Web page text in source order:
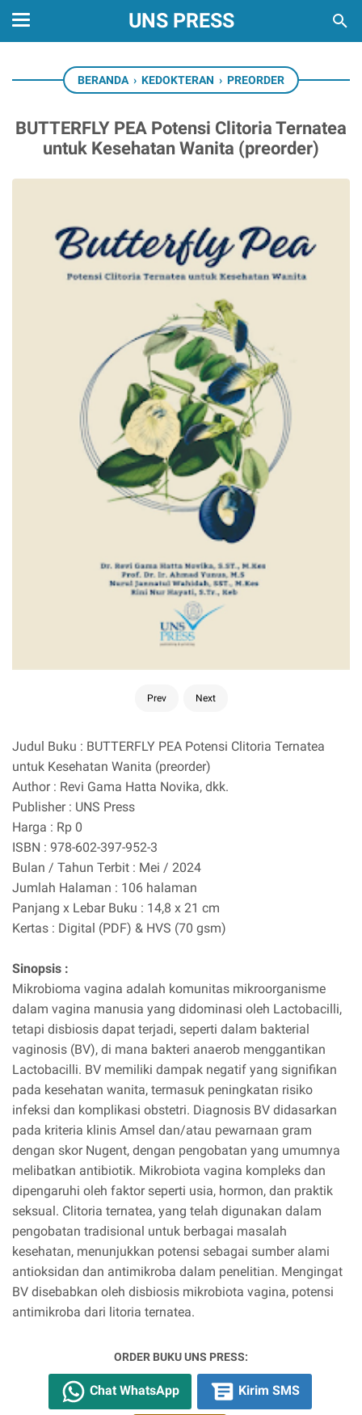
UNS PRESS
BERANDA › KEDOKTERAN › PREORDER
BUTTERFLY PEA Potensi Clitoria Ternatea
untuk Kesehatan Wanita (preorder)
Prev Next
Judul Buku : BUTTERFLY PEA Potensi Clitoria Ternatea
untuk Kesehatan Wanita (preorder)
Author : Revi Gama Hatta Novika, dkk.
Publisher : UNS Press
Harga : Rp 0
ISBN : 978-602-397-952-3
Bulan / Tahun Terbit : Mei / 2024
Jumlah Halaman : 106 halaman
Panjang x Lebar Buku : 14,8 x 21 cm
Kertas : Digital (PDF) & HVS (70 gsm)
Sinopsis :
Mikrobioma vagina adalah komunitas mikroorganisme
dalam vagina manusia yang didominasi oleh Lactobacilli,
tetapi disbiosis dapat terjadi, seperti dalam bakterial
vaginosis (BV), di mana bakteri anaerob menggantikan
Lactobacilli. BV memiliki dampak negatif yang signifikan
pada kesehatan wanita, termasuk peningkatan risiko
infeksi dan komplikasi obstetri. Diagnosis BV didasarkan
pada kriteria klinis Amsel dan/atau pewarnaan gram
dengan skor Nugent, dengan pengobatan yang umumnya
melibatkan antibiotik. Mikrobiota vagina kompleks dan
dipengaruhi oleh faktor seperti usia, hormon, dan praktik
seksual. Clitoria ternatea, yang telah digunakan dalam
pengobatan tradisional untuk berbagai masalah
kesehatan, menunjukkan potensi sebagai sumber alami
antioksidan dan antimikroba dalam penelitian. Mengingat
BV disebabkan oleh disbiosis mikrobiota vagina, potensi
antimikroba dari litoria ternatea.
ORDER BUKU UNS PRESS:
Chat WhatsApp Kirim SMS